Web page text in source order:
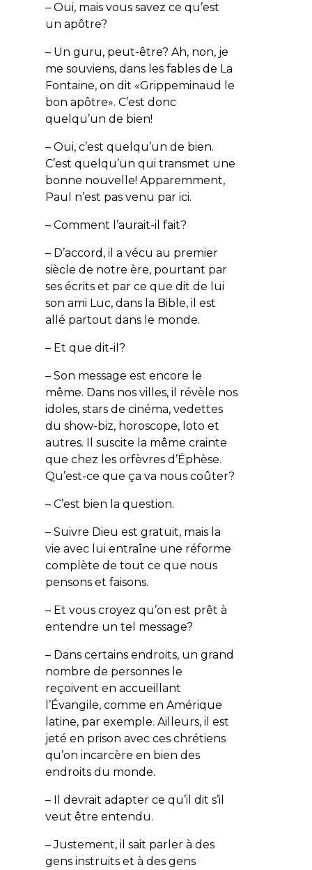
– Oui, mais vous savez ce qu’est
un apôtre?
– Un guru, peut-être? Ah, non, je
me souviens, dans les fables de La
Fontaine, on dit «Grippeminaud le
bon apôtre». C’est donc
quelqu’un de bien!
– Oui, c’est quelqu’un de bien.
C’est quelqu’un qui transmet une
bonne nouvelle! Apparemment,
Paul n’est pas venu par ici.
– Comment l’aurait-il fait?
– D’accord, il a vécu au premier
siècle de notre ère, pourtant par
ses écrits et par ce que dit de lui
son ami Luc, dans la Bible, il est
allé partout dans le monde.
– Et que dit-il?
– Son message est encore le
même. Dans nos villes, il révèle nos
idoles, stars de cinéma, vedettes
du show-biz, horoscope, loto et
autres. Il suscite la même crainte
que chez les orfèvres d’Éphèse.
Qu’est-ce que ça va nous coûter?
– C’est bien la question.
– Suivre Dieu est gratuit, mais la
vie avec lui entraîne une réforme
complète de tout ce que nous
pensons et faisons.
– Et vous croyez qu’on est prêt à
entendre un tel message?
– Dans certains endroits, un grand
nombre de personnes le
reçoivent en accueillant
l’Évangile, comme en Amérique
latine, par exemple. Ailleurs, il est
jeté en prison avec ces chrétiens
qu’on incarcère en bien des
endroits du monde.
– Il devrait adapter ce qu’il dit s’il
veut être entendu.
– Justement, il sait parler à des
gens instruits et à des gens